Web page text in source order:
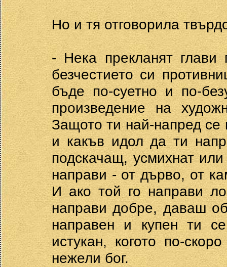
Но и тя отговорила
- Нека прекланят глави
безчестието си
бъде по-суетно и по-
произведение на
Защото ти най-напред се
и какъв идол да ти
подскачащ, усмихнат
направи - от дърво, от
И ако той го направи
направи добре, даваш
направен и купен ти
истукан, когото по-
нежели бог.